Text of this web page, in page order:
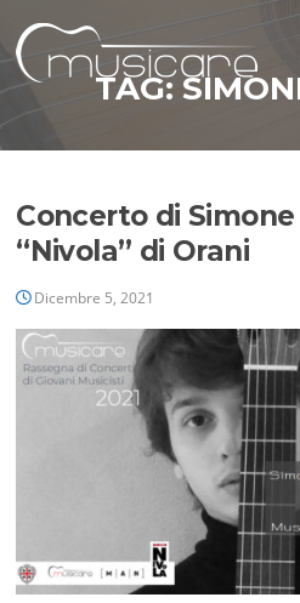
contenuto
TAG:
Concerto di Simone
“Nivola” di Orani
Dicembre 5, 2021